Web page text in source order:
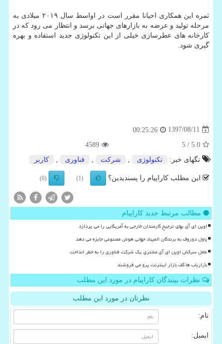
ثمره این همكاری احیانا مقرر است در اواسط سال ۲۰۱۹ میلادی به
مرحله تولید و عرضه به بازارهای جهانی برسد و انتظار می رود كه در
كارخانه های عطرسازی خیلی از این تكنولوژی جدید استفاده و بهره
گیری شود.
1397/08/11
00:25:26
5.0
/ 5
4589
تگهای خبر:
تكنولوژی شركت فناوری كاربر
این مطلب کاراپیام را پسندیدین؟ (1)
(0)
مطالب مرتبط جدید کاراپیام
اوپن ای آی بهای ترجیح کارمندان خارجی به آمریکایی را می پردازد
پاول دوروف به برندگان المپیاد جهانی هوش مصنوعی جایزه می دهد
عامل سرکش اوپن ای آی مشتری یک شرکت فناوری را به خطر انداخت
بازاریاب ها کف بازار اینترنت پرو می فروشند
نظرات بینندگان کاراپیام در مورد این مطلب
نظرتان در مورد این مطلب
نام:
ایمیل: